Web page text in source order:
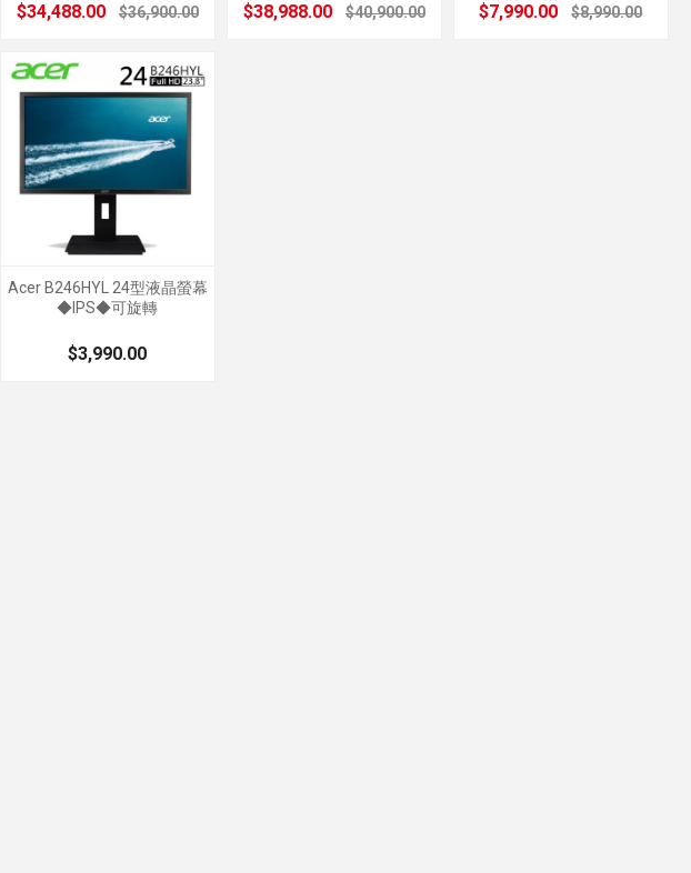
$34,488.00 $36,900.00 $38,988.00 $40,900.00 $7,990.00 $8,990.00
Acer B246HYL 24型液晶螢幕
◆IPS◆可旋轉
$3,990.00